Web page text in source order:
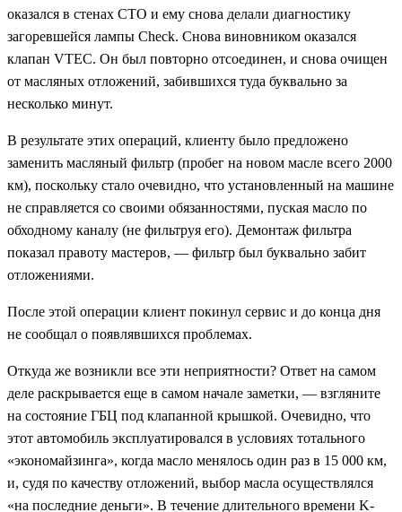
оказался в стенах СТО и ему снова делали диагностику
загоревшейся лампы Check. Снова виновником оказался
клапан VTEC. Он был повторно отсоединен, и снова очищен
от масляных отложений, забившихся туда буквально за
несколько минут.
В результате этих операций, клиенту было предложено
заменить масляный фильтр (пробег на новом масле всего 2000
км), поскольку стало очевидно, что установленный на машине
не справляется со своими обязанностями, пуская масло по
обходному каналу (не фильтруя его). Демонтаж фильтра
показал правоту мастеров, — фильтр был буквально забит
отложениями.
После этой операции клиент покинул сервис и до конца дня
не сообщал о появлявшихся проблемах.
Откуда же возникли все эти неприятности? Ответ на самом
деле раскрывается еще в самом начале заметки, — взгляните
на состояние ГБЦ под клапанной крышкой. Очевидно, что
этот автомобиль эксплуатировался в условиях тотального
«экономайзинга», когда масло менялось один раз в 15 000 км,
и, судя по качеству отложений, выбор масла осуществлялся
«на последние деньги». В течение длительного времени K-